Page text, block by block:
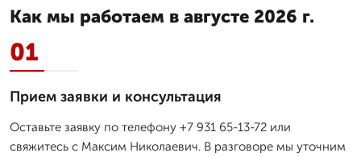
Как мы работаем в августе 2026 г.
01
Прием заявки и консультация
Оставьте заявку по телефону +7 931 65-13-72 или
свяжитесь с Максим Николаевич. В разговоре мы уточним